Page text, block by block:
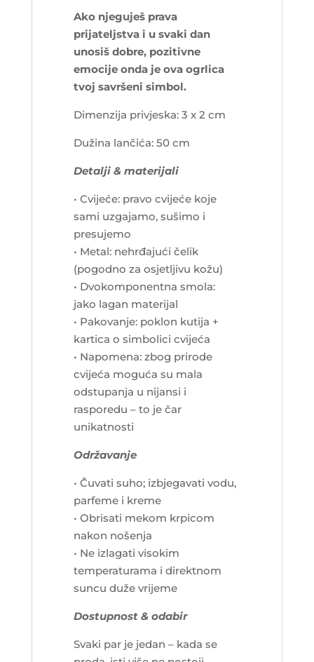
Ako njeguješ prava
prijateljstva i u svaki dan
unosiš dobre, pozitivne
emocije onda je ova ogrlica
tvoj savršeni simbol.
Dimenzija privjeska: 3 x 2 cm
Dužina lančića: 50 cm
Detalji & materijali
• Cvijeće: pravo cvijeće koje
sami uzgajamo, sušimo i
presujemo
• Metal: nehrđajući čelik
(pogodno za osjetljivu kožu)
• Dvokomponentna smola:
jako lagan materijal
• Pakovanje: poklon kutija +
kartica o simbolici cvijeća
• Napomena: zbog prirode
cvijeća moguća su mala
odstupanja u nijansi i
rasporedu – to je čar
unikatnosti
Održavanje
• Čuvati suho; izbjegavati vodu,
parfeme i kreme
• Obrisati mekom krpicom
nakon nošenja
• Ne izlagati visokim
temperaturama i direktnom
suncu duže vrijeme
Dostupnost & odabir
Svaki par je jedan – kada se